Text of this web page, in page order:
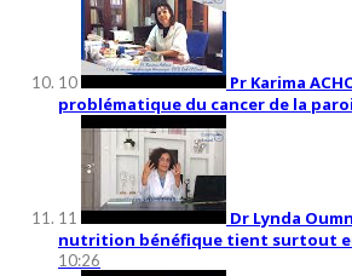
10
Pr Karima
problématique du cancer de la
11
Dr Lynda
nutrition bénéfique tient surtout
10:26